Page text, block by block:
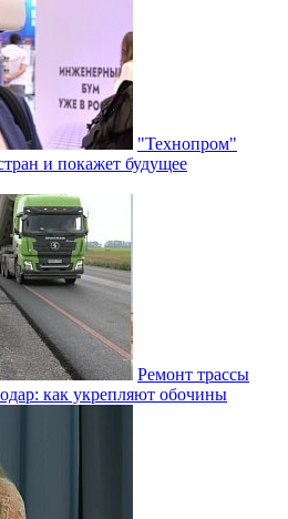
"Технопром"
и покажет будущее
Ремонт трассы
как укрепляют обочины